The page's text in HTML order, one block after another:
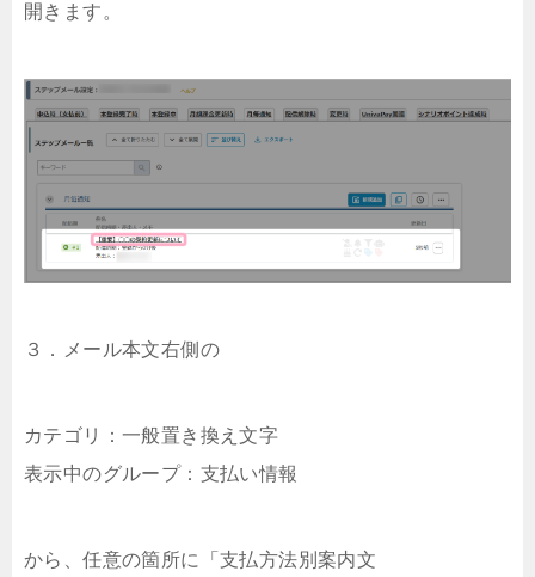
開きます。
３．メール本文右側の
カテゴリ：一般置き換え文字
表示中のグループ：支払い情報
から、任意の箇所に「支払方法別案内文